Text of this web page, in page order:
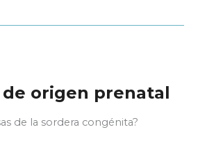
de origen prenatal
de la sordera congénita?